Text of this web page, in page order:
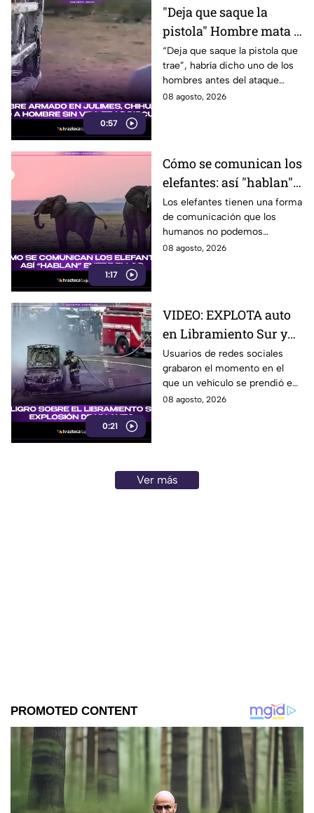
0:57
"Deja que saque la
pistola" Hombre mata a
padre y hiere a su hijo
por supuestamente
invadir un camino
“Deja que saque la pistola que
trae”, habría dicho uno de los
hombres antes del ataque
armado en Julimes, Chihuahua
08 agosto, 2026
1:17
Cómo se comunican los
elefantes: así "hablan"
entre ellos
Los elefantes tienen una forma
de comunicación que los
humanos no podemos
escuchar, ellos “hablan” de una
08 agosto, 2026
0:21
VIDEO: EXPLOTA auto
en Libramiento Sur y
ocasiona fuerte tráfico
en Tijuana este sábado;
cerca de 5 y 10
Usuarios de redes sociales
grabaron el momento en el
que un vehículo se prendió en
llamas sobre el Libramiento, lo
08 agosto, 2026
Ver más